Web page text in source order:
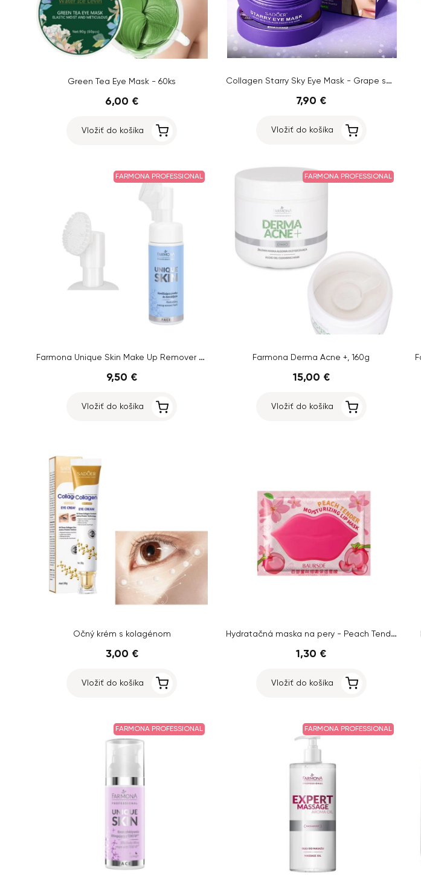
Green Tea Eye Mask - 60ks
6,00 €
Vložiť do košíka
Collagen Starry Sky Eye Mask - Grape seed, 60 ks
7,90 €
Vložiť do košíka
FARMONA PROFESSIONAL
Farmona Unique Skin Make Up Remover Foam, 150ml
9,50 €
Vložiť do košíka
FARMONA PROFESSIONAL
Farmona Derma Acne +, 160g
15,00 €
Vložiť do košíka
Očný krém s kolagénom
3,00 €
Vložiť do košíka
Hydratačná maska na pery - Peach Tender
1,30 €
Vložiť do košíka
FARMONA PROFESSIONAL FARMONA PROFESSIONAL